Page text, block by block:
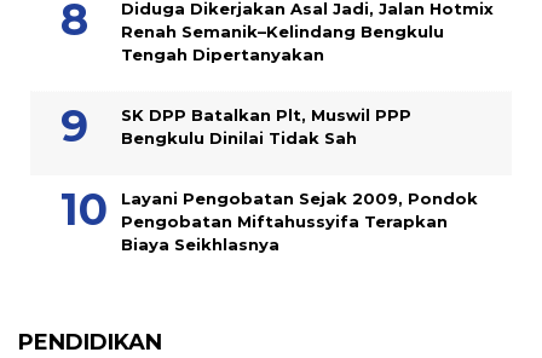
Diduga Dikerjakan Asal Jadi, Jalan Hotmix
Renah Semanik–Kelindang Bengkulu
Tengah Dipertanyakan
SK DPP Batalkan Plt, Muswil PPP
Bengkulu Dinilai Tidak Sah
Layani Pengobatan Sejak 2009, Pondok
Pengobatan Miftahussyifa Terapkan
Biaya Seikhlasnya
PENDIDIKAN